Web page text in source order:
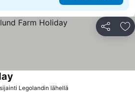
Jaa
Legolandin lähellä